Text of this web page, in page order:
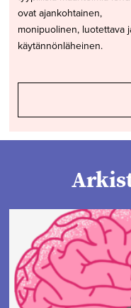
ovat ajankohtainen,
monipuolinen, luotettava
käytännönläheinen.